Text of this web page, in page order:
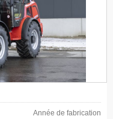
Année de fabrication